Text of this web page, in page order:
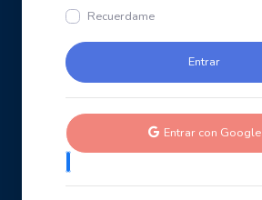
Recuerdame
Entrar con Google